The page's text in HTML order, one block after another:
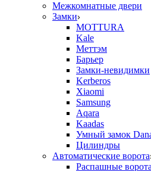
Межкомнатные двери
Замки
MOTTURA
Kale
Меттэм
Барьер
Замки-невидимки
Kerberos
Xiaomi
Samsung
Aqara
Kaadas
Умный замок
Цилиндры
Автоматические ворота
Распашные ворота